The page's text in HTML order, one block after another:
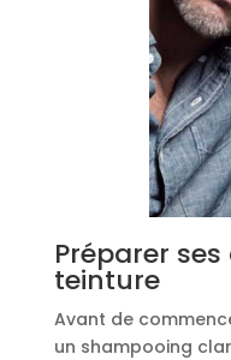
Préparer
teinture
Avant de
un shampooing